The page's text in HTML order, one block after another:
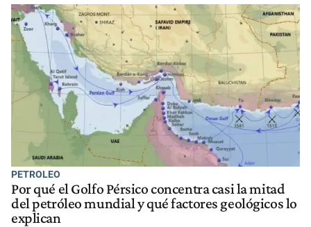
PETROLEO
Por qué el Golfo Pérsico concentra casi la mitad
del petróleo mundial y qué factores geológicos lo
explican